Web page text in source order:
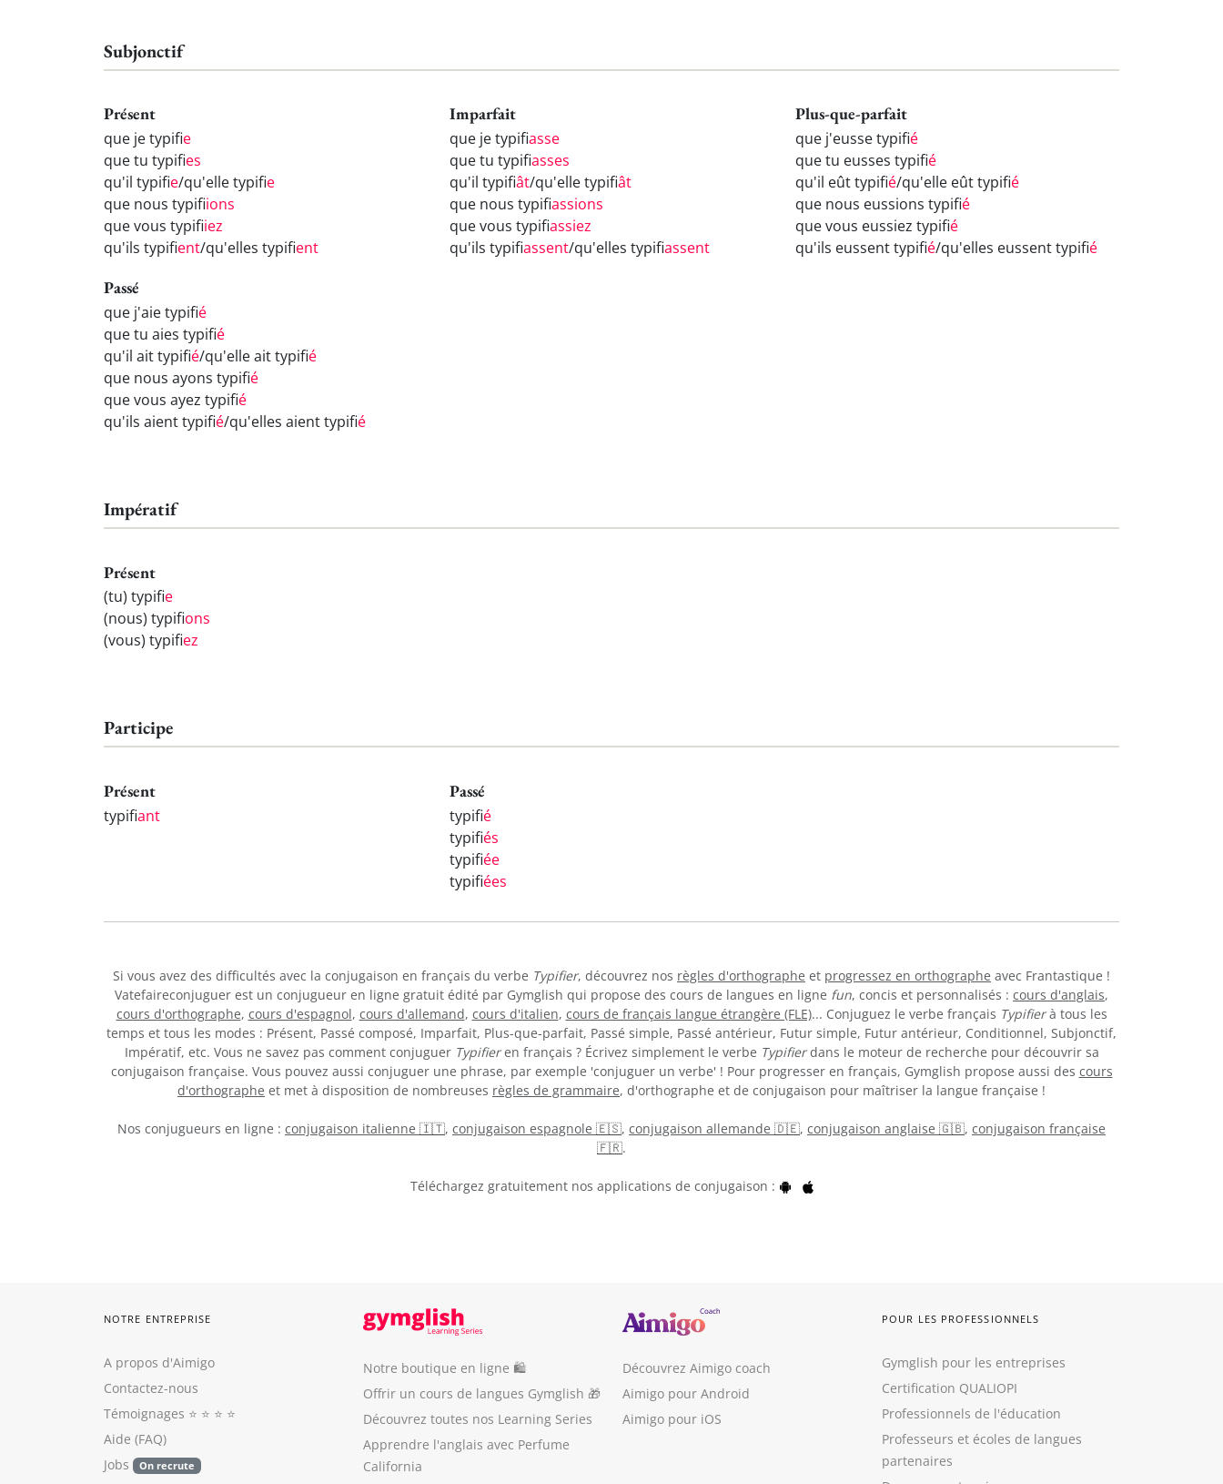
Subjonctif
Présent
que je typifie
que tu typifies
qu'il typifie/qu'elle typifie
que nous typifiions
que vous typifiiez
qu'ils typifient/qu'elles typifient
Imparfait
que je typifiasse
que tu typifiasses
qu'il typifiât/qu'elle typifiât
que nous typifiassions
que vous typifiassiez
qu'ils typifiassent/qu'elles typifiassent
Plus-que-parfait
que j'eusse typifié
que tu eusses typifié
qu'il eût typifié/qu'elle eût typifié
que nous eussions typifié
que vous eussiez typifié
qu'ils eussent typifié/qu'elles eussent typifié
Passé
que j'aie typifié
que tu aies typifié
qu'il ait typifié/qu'elle ait typifié
que nous ayons typifié
que vous ayez typifié
qu'ils aient typifié/qu'elles aient typifié
Impératif
Présent
(tu) typifie
(nous) typifions
(vous) typifiez
Participe
Présent
typifiant
Passé
typifié
typifiés
typifiée
typifiées
Si vous avez des difficultés avec la conjugaison en français du verbe Typifier, découvrez nos règles d'orthographe et progressez en orthographe avec Frantastique !
Vatefaireconjuguer est un conjugueur en ligne gratuit édité par Gymglish qui propose des cours de langues en ligne fun, concis et personnalisés : cours d'anglais,
cours d'orthographe, cours d'espagnol, cours d'allemand, cours d'italien, cours de français langue étrangère (FLE)... Conjuguez le verbe français Typifierà tous les
temps et tous les modes : Présent, Passé composé, Imparfait, Plus-que-parfait, Passé simple, Passé antérieur, Futur simple, Futur antérieur, Conditionnel, Subjonctif,
Impératif, etc. Vous ne savez pas comment conjuguer Typifieren français ? Écrivez simplement le verbe Typifierdans le moteur de recherche pour découvrir sa
conjugaison française. Vous pouvez aussi conjuguer une phrase, par exemple 'conjuguer un verbe' ! Pour progresser en français, Gymglish propose aussi des cours
d'orthographe et met à disposition de nombreuses règles de grammaire, d'orthographe et de conjugaison pour maîtriser la langue française !
Nos conjugueurs en ligne : conjugaison italienne 🇮🇹, conjugaison espagnole 🇪🇸, conjugaison allemande 🇩🇪, conjugaison anglaise 🇬🇧, conjugaison française
🇫🇷.
Téléchargez gratuitement nos applications de conjugaison :
NOTRE ENTREPRISE
A propos d'Aimigo
Contactez-nous
Témoignages ⭐️ ⭐️ ⭐️ ⭐️
Aide (FAQ)
Jobs
On recrute
Notre boutique en ligne 🛍
Offrir un cours de langues Gymglish 🎁
Découvrez toutes nos Learning Series
Apprendre l'anglais avec Perfume
California
Découvrez Aimigo coach
Aimigo pour Android
Aimigo pour iOS
POUR LES PROFESSIONNELS
Gymglish pour les entreprises
Certification QUALIOPI
Professionnels de l'éducation
Professeurs et écoles de langues
partenaires